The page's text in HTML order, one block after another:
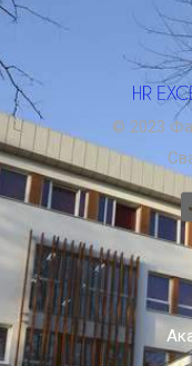
© 2023